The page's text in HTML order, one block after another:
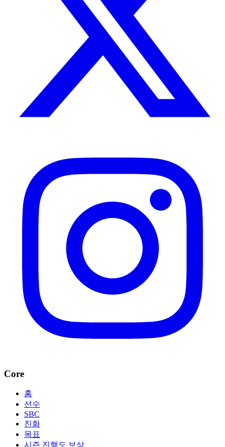
Core
홈
선수
SBC
진화
목표
시즌 진행도 보상